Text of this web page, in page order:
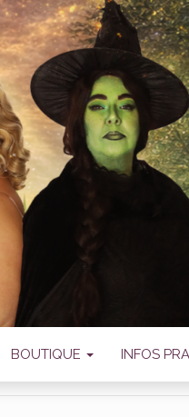
BOUTIQUE INFOS